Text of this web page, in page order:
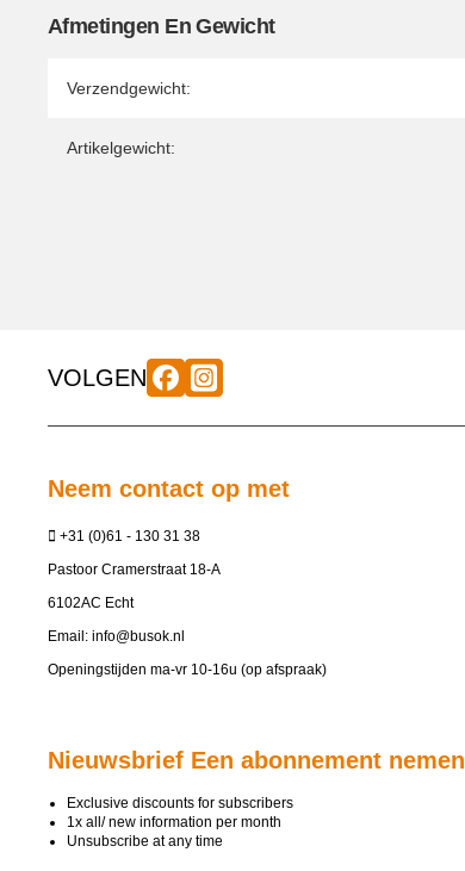
Afmetingen En Gewicht
Verzendgewicht:
Artikelgewicht:
VOLGEN
Neem contact op met
+31 (0)61 - 130 31 38
Pastoor Cramerstraat 18-A
6102AC Echt
Email: info@busok.nl
Openingstijden ma-vr 10-16u (op afspraak)
Nieuwsbrief Een abonnement nemen
Exclusive discounts for subscribers
1x all/ new information per month
Unsubscribe at any time